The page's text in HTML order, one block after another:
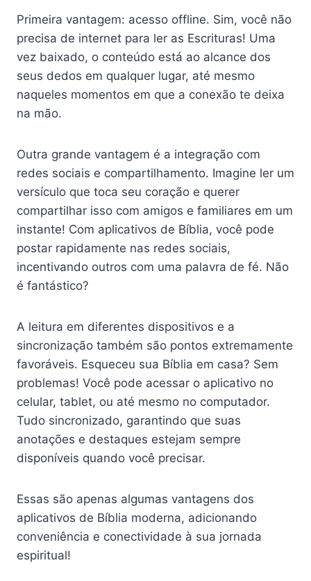
Primeira vantagem: acesso offline. Sim, você não
precisa de internet para ler as Escrituras! Uma
vez baixado, o conteúdo está ao alcance dos
seus dedos em qualquer lugar, até mesmo
naqueles momentos em que a conexão te deixa
na mão.
Outra grande vantagem é a integração com
redes sociais e compartilhamento. Imagine ler um
versículo que toca seu coração e querer
compartilhar isso com amigos e familiares em um
instante! Com aplicativos de Bíblia, você pode
postar rapidamente nas redes sociais,
incentivando outros com uma palavra de fé. Não
é fantástico?
A leitura em diferentes dispositivos e a
sincronização também são pontos extremamente
favoráveis. Esqueceu sua Bíblia em casa? Sem
problemas! Você pode acessar o aplicativo no
celular, tablet, ou até mesmo no computador.
Tudo sincronizado, garantindo que suas
anotações e destaques estejam sempre
disponíveis quando você precisar.
Essas são apenas algumas vantagens dos
aplicativos de Bíblia moderna, adicionando
conveniência e conectividade à sua jornada
espiritual!